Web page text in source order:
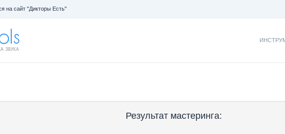
на сайт "Дикторы Есть"
Результат мастеринга: